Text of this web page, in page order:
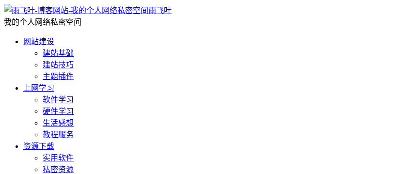
雨飞叶
我的个人网络私密空间
网站建设
建站基础
建站技巧
主题插件
上网学习
软件学习
硬件学习
生活感想
教程服务
资源下载
实用软件
私密资源